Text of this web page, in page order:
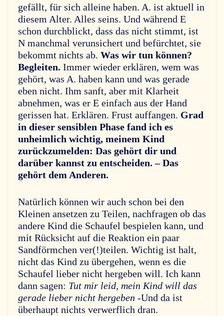
gefällt, für sich alleine haben. A. ist aktuell in
diesem Alter. Alles seins. Und während E
schon durchblickt, dass das nicht stimmt, ist
N manchmal verunsichert und befürchtet, sie
bekommt nichts ab. Was wir tun können?
Begleiten. Immer wieder erklären, wem was
gehört, was A. haben kann und was gerade
eben nicht. Ihm sanft, aber mit Klarheit
abnehmen, was er E einfach aus der Hand
gerissen hat. Erklären. Frust auffangen. Grad
in dieser sensiblen Phase fand ich es
unheimlich wichtig, meinem Kind
zurückzumelden: Das gehört dir und
darüber kannst zu entscheiden. – Das
gehört dem Anderen.
Natürlich können wir auch schon bei den
Kleinen ansetzen zu Teilen, nachfragen ob das
andere Kind die Schaufel bespielen kann, und
mit Rücksicht auf die Reaktion ein paar
Sandförmchen ver(!)teilen. Wichtig ist halt,
nicht das Kind zu übergehen, wenn es die
Schaufel lieber nicht hergeben will. Ich kann
dann sagen: Tut mir leid, mein Kind will das
gerade lieber nicht hergeben -Und da ist
überhaupt nichts verwerflich dran.